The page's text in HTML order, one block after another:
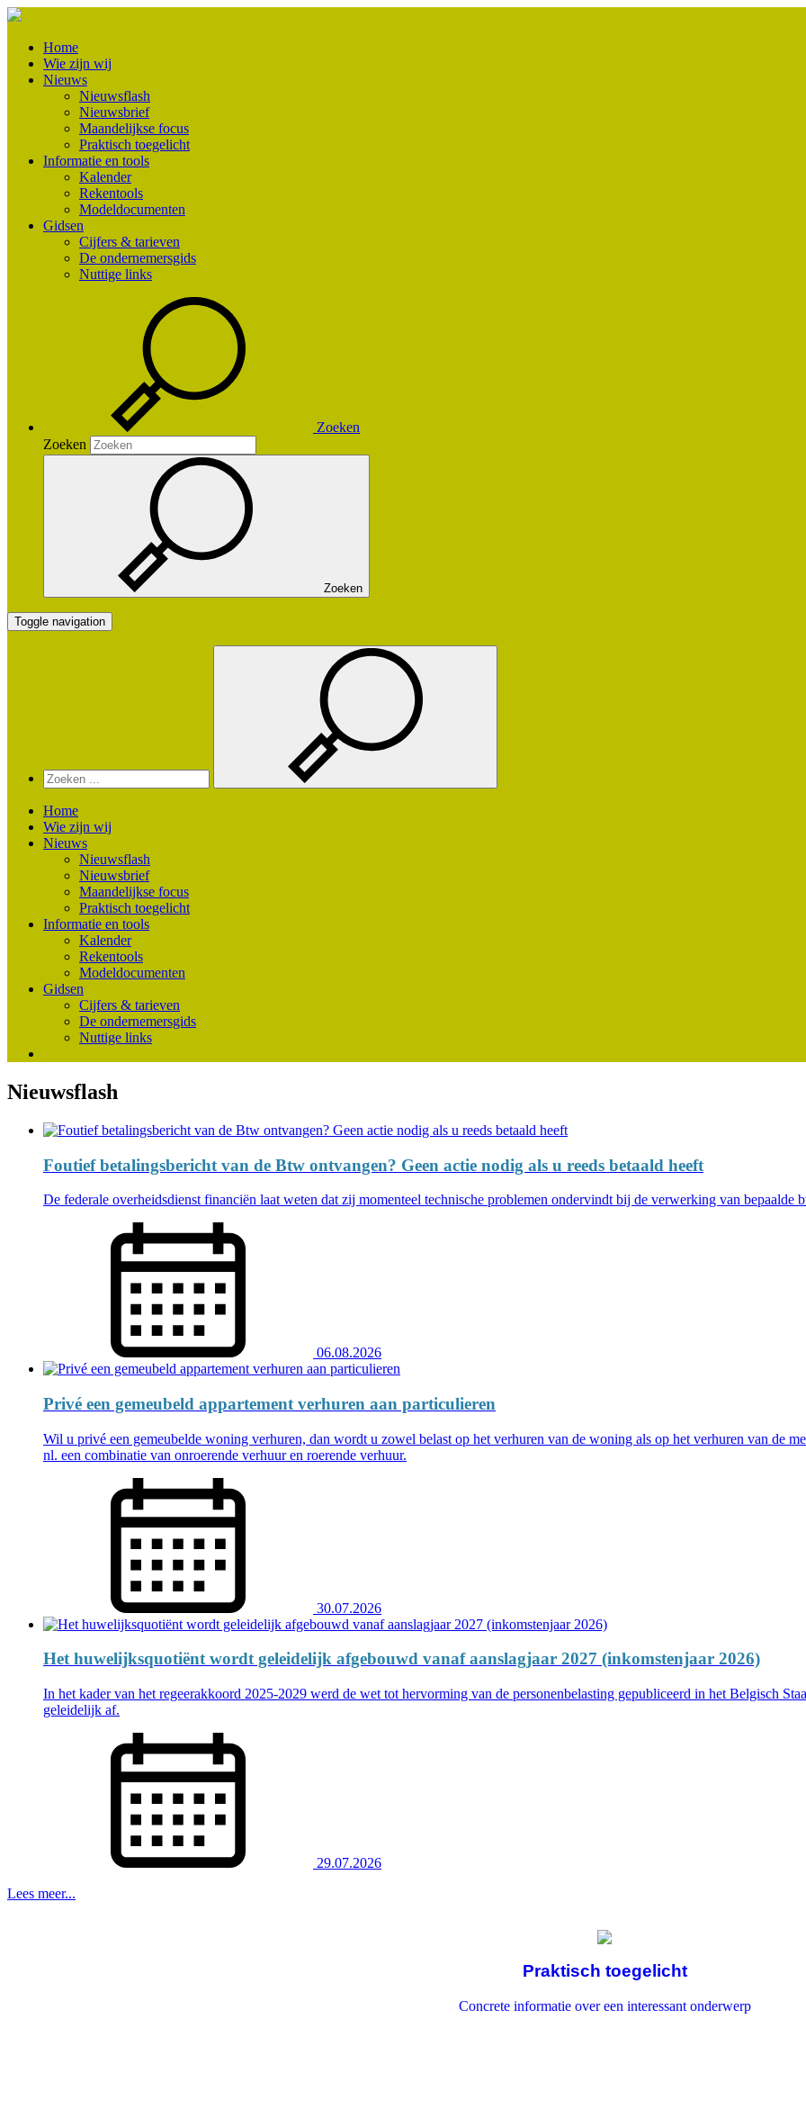
Home
Wie zijn wij
Nieuws
Nieuwsflash
Nieuwsbrief
Maandelijkse focus
Praktisch toegelicht
Informatie en tools
Kalender
Rekentools
Modeldocumenten
Gidsen
Cijfers & tarieven
De ondernemersgids
Nuttige links
Zoeken
Zoeken
Zoeken
Toggle navigation
Home
Wie zijn wij
Nieuws
Nieuwsflash
Nieuwsbrief
Maandelijkse focus
Praktisch toegelicht
Informatie en tools
Kalender
Rekentools
Modeldocumenten
Gidsen
Cijfers & tarieven
De ondernemersgids
Nuttige links
Nieuwsflash
Foutief betalingsbericht van de Btw ontvangen? Geen actie nodig als u reeds betaald heeft
De federale overheidsdienst financiën laat weten dat zij momenteel technische problemen ondervindt bij de verwerking van bepaalde
06.08.2026
Privé een gemeubeld appartement verhuren aan particulieren
Wil u privé een gemeubelde woning verhuren, dan wordt u zowel belast op het verhuren van de woning als op het verhuren van de
nl. een combinatie van onroerende verhuur en roerende verhuur.
30.07.2026
Het huwelijksquotiënt wordt geleidelijk afgebouwd vanaf aanslagjaar 2027 (inkomstenjaar 2026)
In het kader van het regeerakkoord 2025-2029 werd de wet tot hervorming van de personenbelasting gepubliceerd in het Belgisch
geleidelijk af.
29.07.2026
Lees meer...
Praktisch toegelicht
Concrete informatie over een interessant onderwerp